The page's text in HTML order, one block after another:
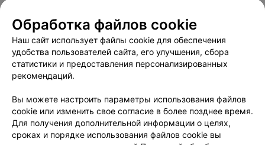
Пользовательское соглашение
Способы оплаты
Вакансии
Партнеры
Написать руководителю 103.by
Обработка персональных данных
Обработка файлов cookie
Наш сайт использует файлы cookie для обеспечения
удобства пользователей сайта, его улучшения, сбора
статистики и предоставления персонализированных
рекомендаций.
Вы можете настроить параметры использования файлов
cookie или изменить свое согласие в более позднее время.
Для получения дополнительной информации о целях,
сроках и порядке использования файлов cookie вы